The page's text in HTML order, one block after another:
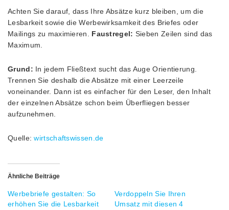
Achten Sie darauf, dass Ihre Absätze kurz bleiben, um die
Lesbarkeit sowie die Werbewirksamkeit des Briefes oder
Mailings zu maximieren. Faustregel: Sieben Zeilen sind das
Maximum.
Grund: In jedem Fließtext sucht das Auge Orientierung.
Trennen Sie deshalb die Absätze mit einer Leerzeile
voneinander. Dann ist es einfacher für den Leser, den Inhalt
der einzelnen Absätze schon beim Überfliegen besser
aufzunehmen.
Quelle:wirtschaftswissen.de
Ähnliche Beiträge
Werbebriefe gestalten: So
erhöhen Sie die Lesbarkeit
Verdoppeln Sie Ihren
Umsatz mit diesen 4